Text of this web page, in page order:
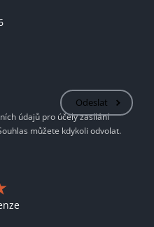
Odeslat
údajů pro účely zasílání
můžete kdykoli odvolat.